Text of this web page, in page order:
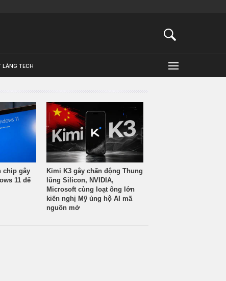
LÀNG TECH
chip gây
11 để
Kimi K3 gây chấn động Thung
lũng Silicon, NVIDIA,
Microsoft cùng loạt ông lớn
kiến nghị Mỹ ủng hộ AI mã
nguồn mở